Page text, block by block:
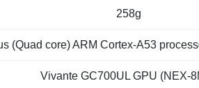
258g
(Quad core) ARM Cortex-A53
Vivante GC700UL GPU (NEX-